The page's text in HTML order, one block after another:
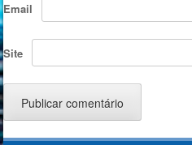
Email
Site